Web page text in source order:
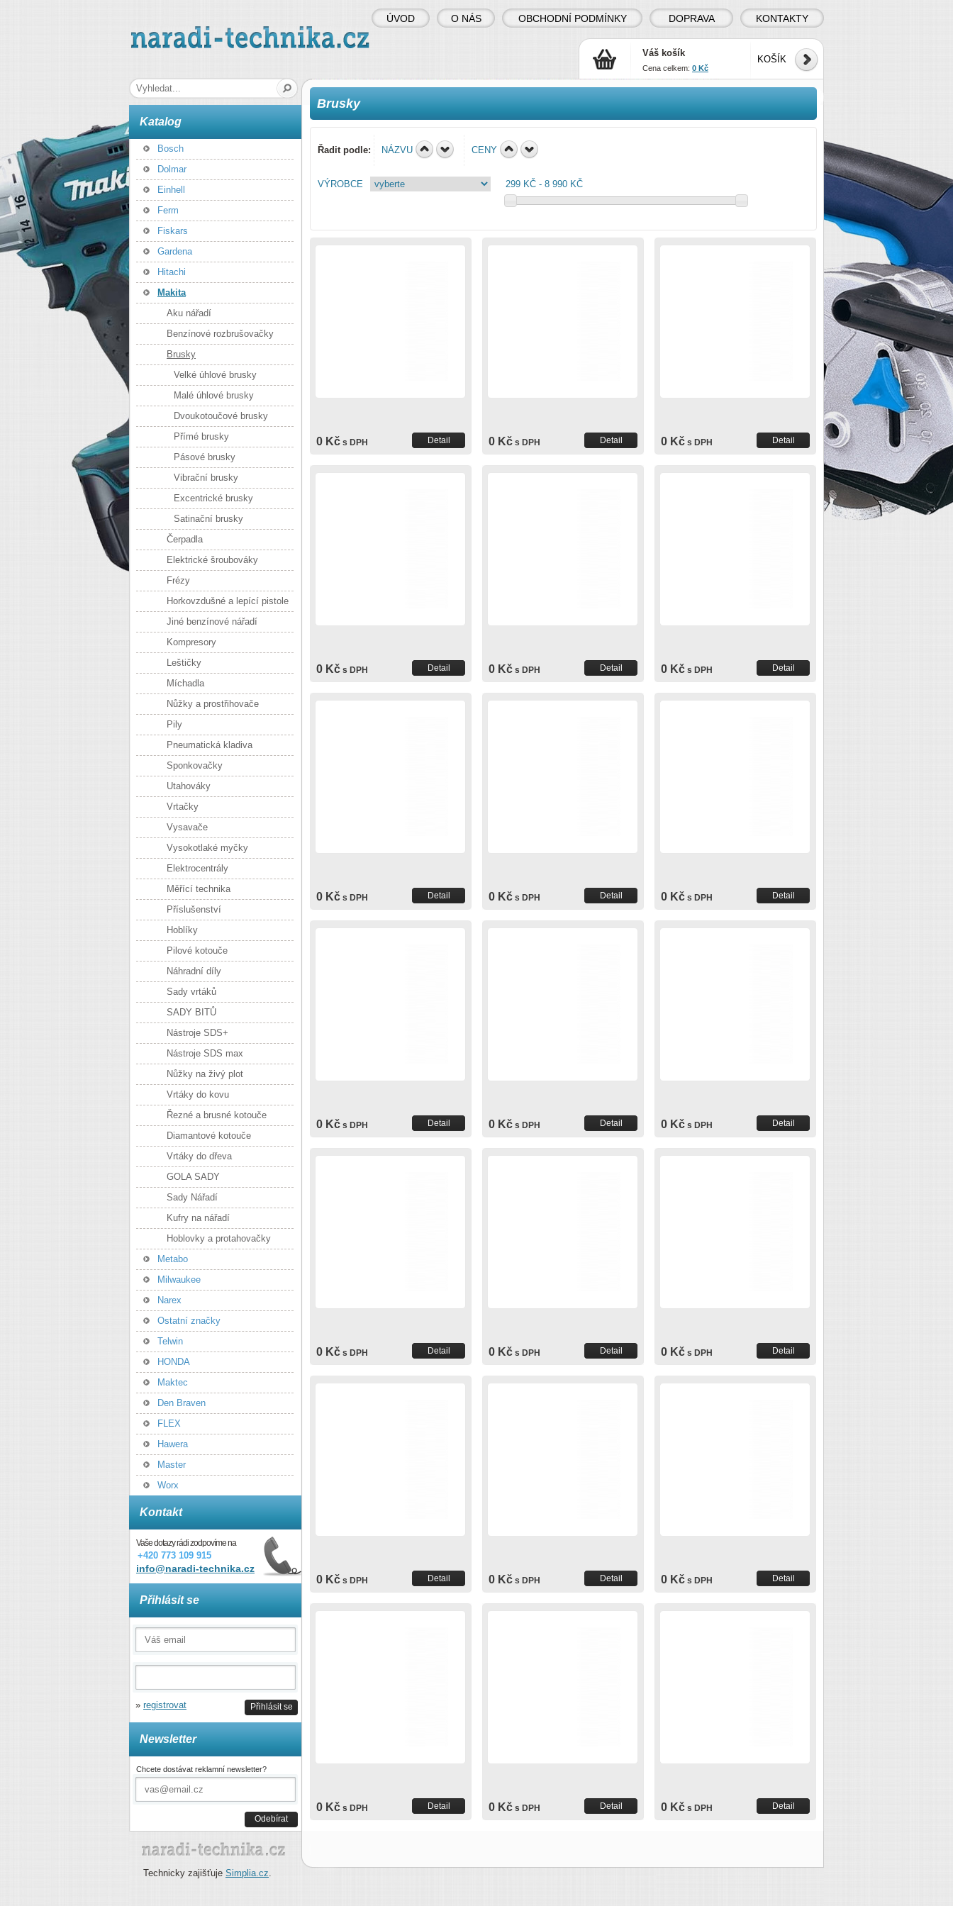
naradi-technika.cz
Brusky
Řadit podle: NÁZVU CENY
299 KČ 8 990 KČ
VÝROBCE
0 Kč s DPH Detail 0 Kč s DPH Detail 0 Kč s DPH Detail
0 Kč s DPH Detail 0 Kč s DPH Detail 0 Kč s DPH Detail
0 Kč s DPH Detail 0 Kč s DPH Detail 0 Kč s DPH Detail
0 Kč s DPH Detail 0 Kč s DPH Detail 0 Kč s DPH Detail
0 Kč s DPH Detail 0 Kč s DPH Detail 0 Kč s DPH Detail
0 Kč s DPH Detail 0 Kč s DPH Detail 0 Kč s DPH Detail
0 Kč s DPH Detail 0 Kč s DPH Detail 0 Kč s DPH Detail
Katalog
Bosch
Dolmar
Einhell
Ferm
Fiskars
Gardena
Hitachi
Makita
Aku nářadí
Benzínové rozbrušovačky
Brusky
Velké úhlové brusky
Malé úhlové brusky
Dvoukotoučové brusky
Přímé brusky
Pásové brusky
Vibrační brusky
Excentrické brusky
Satinační brusky
Čerpadla
Elektrické šroubováky
Frézy
Horkovzdušné a lepící pistole
Jiné benzínové nářadí
Kompresory
Leštičky
Míchadla
Nůžky a prostřihovače
Pily
Pneumatická kladiva
Sponkovačky
Utahováky
Vrtačky
Vysavače
Vysokotlaké myčky
Elektrocentrály
Měřící technika
Příslušenství
Hoblíky
Pilové kotouče
Náhradní díly
Sady vrtáků
SADY BITŮ
Nástroje SDS+
Nástroje SDS max
Nůžky na živý plot
Vrtáky do kovu
Řezné a brusné kotouče
Diamantové kotouče
Vrtáky do dřeva
GOLA SADY
Sady Nářadí
Kufry na nářadí
Hoblovky a protahovačky
Metabo
Milwaukee
Narex
Ostatní značky
Telwin
HONDA
Maktec
Den Braven
FLEX
Hawera
Master
Worx
Kontakt
Vaše dotazy rádi zodpovíme na
+420 773 109 915
info@naradi-technika.cz
Přihlásit se
Přihlásit se
» registrovat
Newsletter
Chcete dostávat reklamní newsletter?
Odebírat
ÚVOD O NÁS OBCHODNÍ PODMÍNKY DOPRAVA KONTAKTY
Hledaná fráze
KOŠÍK
Váš košík
Cena celkem: 0 Kč
Technicky zajišťuje Simplia.cz.